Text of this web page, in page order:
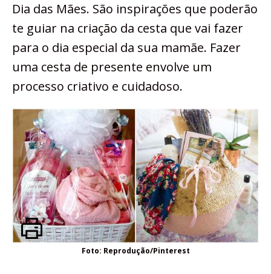
Dia das Mães. São inspirações que poderão
te guiar na criação da cesta que vai fazer
para o dia especial da sua mamãe. Fazer
uma cesta de presente envolve um
processo criativo e cuidadoso.
Foto: Reprodução/Pinterest